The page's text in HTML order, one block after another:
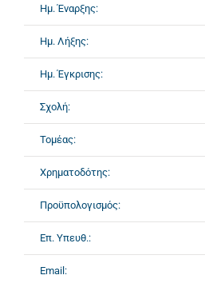
Ημ. Έναρξης:
Ημ. Λήξης:
Ημ. Έγκρισης:
Σχολή:
Τομέας:
Χρηματοδότης:
Προϋπολογισμός:
Επ. Υπευθ.:
Email: